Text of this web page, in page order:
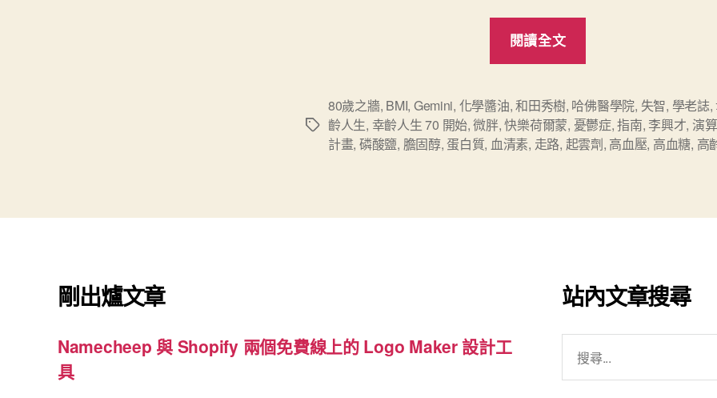
閱讀全文
人
生
70
十
裡，
為
標
80歲之牆, BMI, Gemini, 化學醬油,和田秀樹, 哈佛醫學院, 失智, 學老誌,
齡人生, 幸齡人生 70 開始,微胖,快樂荷爾蒙, 憂鬱症,指南, 李興才, 演
計畫, 磷酸鹽, 膽固醇,蛋白質, 血清素, 走路, 起雲劑, 高血壓, 高血糖, 高
剛出爐文章
Namecheep 與 Shopify 兩個免費線上的 Logo Maker 設計工
具
站內文章搜尋